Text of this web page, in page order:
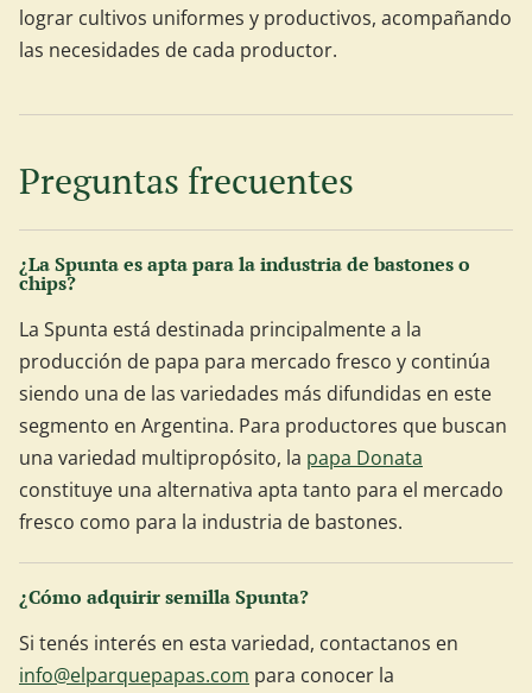
lograr cultivos uniformes y productivos, acompañando
las necesidades de cada productor.
Preguntas frecuentes
¿La Spunta es apta para la industria de bastones o
chips?
La Spunta está destinada principalmente a la
producción de papa para mercado fresco y continúa
siendo una de las variedades más difundidas en este
segmento en Argentina. Para productores que buscan
una variedad multipropósito, la papa Donata
constituye una alternativa apta tanto para el mercado
fresco como para la industria de bastones.
¿Cómo adquirir semilla Spunta?
Si tenés interés en esta variedad, contactanos en
info@elparquepapas.com para conocer la